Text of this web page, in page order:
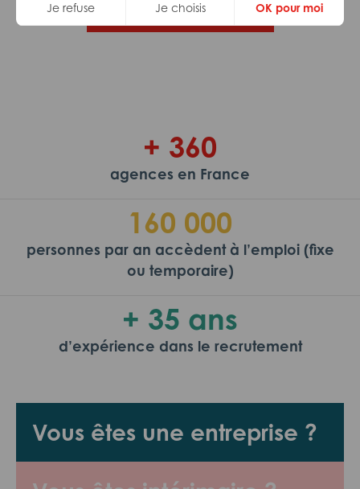
Je refuse Je choisis OK pour moi
Trouvez votre job Adéquat !
Vous êtes une entreprise ?
+ 360
agences en France
160 000
personnes par an accèdent à l’emploi (fixe
ou temporaire)
+ 35 ans
d’expérience dans le recrutement